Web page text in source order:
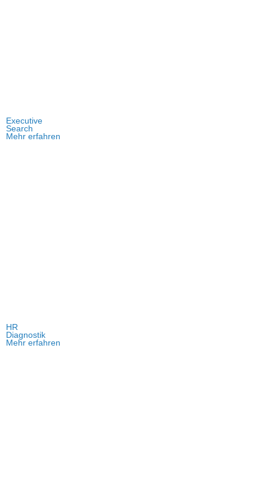
Executive
Search
Mehr erfahren
HR
Diagnostik
Mehr erfahren